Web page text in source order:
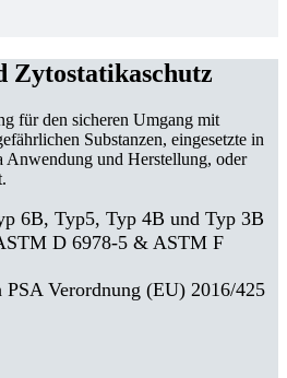
Zytostatikaschutz
für den sicheren Umgang mit
Substanzen, eingesetzte in
Anwendung und Herstellung, oder
6B, Typ5, Typ 4B und Typ 3B
D 6978-5 & ASTM F
Verordnung (EU) 2016/425